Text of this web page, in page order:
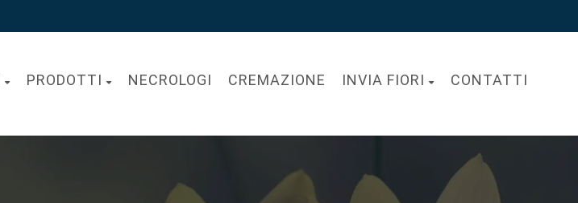
PRODOTTI NECROLOGI CREMAZIONE INVIA FIORI CONTATTI